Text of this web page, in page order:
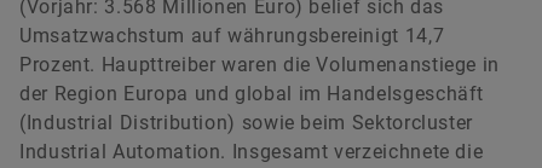
(Vorjahr: 3.568 Millionen Euro) belief sich das
Umsatzwachstum auf währungsbereinigt 14,7
Prozent. Haupttreiber waren die Volumenanstiege in
der Region Europa und global im Handelsgeschäft
(Industrial Distribution) sowie beim Sektorcluster
Industrial Automation. Insgesamt verzeichnete die